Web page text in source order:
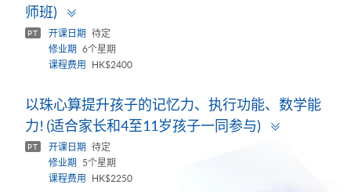
师班)
PT 开课日期
待定
修业期
6个星期
课程费用
HK$2400
以珠心算提升孩子的记忆力、执行功能、数学能
力! (适合家长和4至11岁孩子一同参与)
PT 开课日期
待定
修业期
5个星期
课程费用
HK$2250